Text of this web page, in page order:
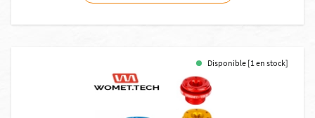
Disponible [1 en stock]